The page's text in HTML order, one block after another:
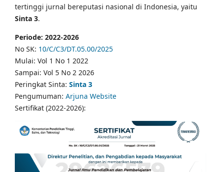
tertinggi jurnal bereputasi nasional di Indonesia, yaitu
Sinta 3.
Periode: 2022-2026
No SK: 10/C/C3/DT.05.00/2025
Mulai: Vol 1 No 1 2022
Sampai: Vol 5 No 2 2026
Peringkat Sinta: Sinta 3
Pengumuman: Arjuna Website
Sertifikat (2022-2026):